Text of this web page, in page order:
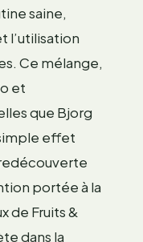
saine,
l’utilisation
Ce mélange,
et
que Bjorg
effet
portée à la
de Fruits &
dans la